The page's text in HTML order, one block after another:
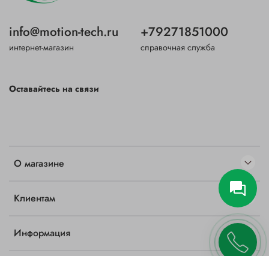
О магазине
Клиентам
Информация
info@motion-tech.ru
интернет-магазин
+79271851000
справочная служба
Оставайтесь на связи